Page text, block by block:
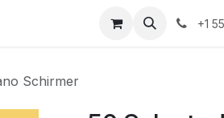
Appointment Contact us +1
Schirmer